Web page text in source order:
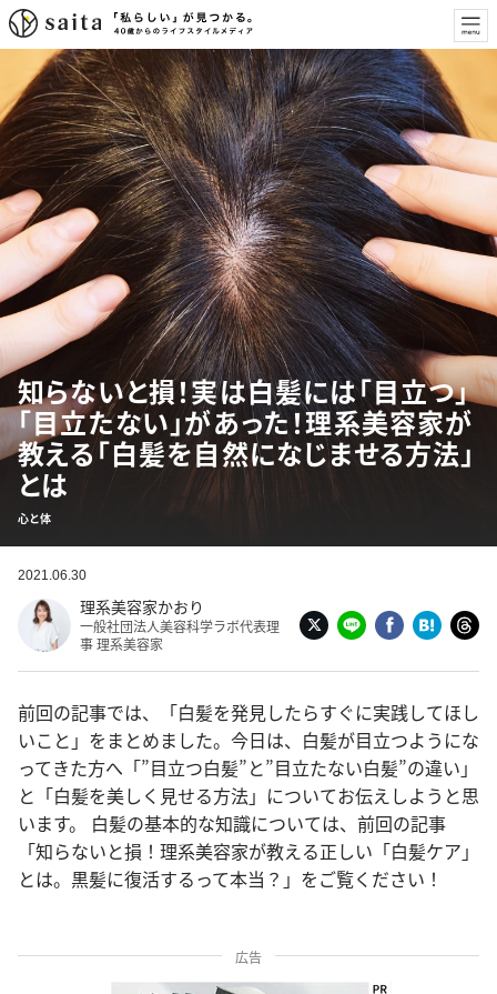
知らないと損！実は白髪には「目立つ」
「目立たない」があった！理系美容家が
教える「白髪を自然になじませる方法」
とは
心と体
2021.06.30
理系美容家かおり
一般社団法人美容科学ラボ代表理
事 理系美容家
前回の記事では、「白髪を発見したらすぐに実践してほし
いこと」をまとめました。今日は、白髪が目立つようにな
ってきた方へ「”目立つ白髪”と”目立たない白髪”の違い」
と「白髪を美しく見せる方法」についてお伝えしようと思
います。 白髪の基本的な知識については、前回の記事
「知らないと損！理系美容家が教える正しい「白髪ケア」
とは。黒髪に復活するって本当？」をご覧ください！
広告